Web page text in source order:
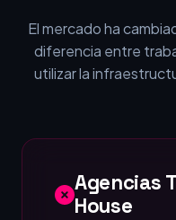
El mercado ha
diferencia entre
utilizar la
Agencias
House